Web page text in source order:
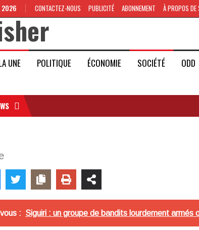
2026 CONTACTEZ-NOUS PUBLICITÉ ABONNEMENT À PROPOS
UNE POLITIQUE ÉCONOMIE SOCIÉTÉ ODD
: Siguiri : un groupe de bandits lourdement armés